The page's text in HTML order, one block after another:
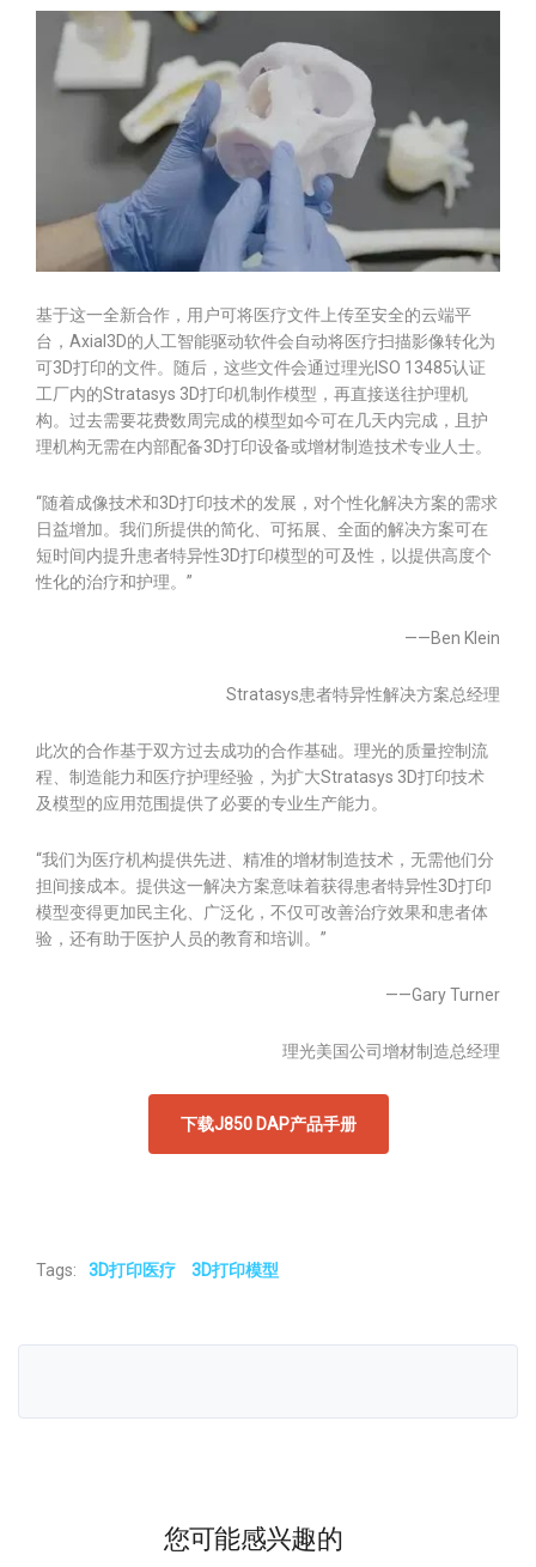
基于这一全新合作，用户可将医疗文件上传至安全的云端平
台，Axial3D的人工智能驱动软件会自动将医疗扫描影像转化为
可3D打印的文件。随后，这些文件会通过理光ISO 13485认证
工厂内的Stratasys 3D打印机制作模型，再直接送往护理机
构。过去需要花费数周完成的模型如今可在几天内完成，且护
理机构无需在内部配备3D打印设备或增材制造技术专业人士。
“随着成像技术和3D打印技术的发展，对个性化解决方案的需求
日益增加。我们所提供的简化、可拓展、全面的解决方案可在
短时间内提升患者特异性3D打印模型的可及性，以提供高度个
性化的治疗和护理。”
——Ben Klein
Stratasys患者特异性解决方案总经理
此次的合作基于双方过去成功的合作基础。理光的质量控制流
程、制造能力和医疗护理经验，为扩大Stratasys 3D打印技术
及模型的应用范围提供了必要的专业生产能力。
“我们为医疗机构提供先进、精准的增材制造技术，无需他们分
担间接成本。提供这一解决方案意味着获得患者特异性3D打印
模型变得更加民主化、广泛化，不仅可改善治疗效果和患者体
验，还有助于医护人员的教育和培训。”
——Gary Turner
理光美国公司增材制造总经理
下载J850 DAP产品手册
Tags: 3D打印医疗 3D打印模型
您可能感兴趣的